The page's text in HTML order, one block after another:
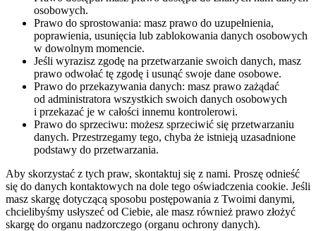
osobowych.
Prawo do sprostowania: masz prawo do uzupełnienia,
poprawienia, usunięcia lub zablokowania danych osobowych
w dowolnym momencie.
Jeśli wyrazisz zgodę na przetwarzanie swoich danych, masz
prawo odwołać tę zgodę i usunąć swoje dane osobowe.
Prawo do przekazywania danych: masz prawo zażądać
od administratora wszystkich swoich danych osobowych
i przekazać je w całości innemu kontrolerowi.
Prawo do sprzeciwu: możesz sprzeciwić się przetwarzaniu
danych. Przestrzegamy tego, chyba że istnieją uzasadnione
podstawy do przetwarzania.
Aby skorzystać z tych praw, skontaktuj się z nami. Proszę odnieść
się do danych kontaktowych na dole tego oświadczenia cookie. Jeśli
masz skargę dotyczącą sposobu postępowania z Twoimi danymi,
chcielibyśmy usłyszeć od Ciebie, ale masz również prawo złożyć
skargę do organu nadzorczego (organu ochrony danych).